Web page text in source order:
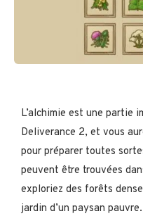
L’alchimie est une partie
Deliverance 2, et vous
pour préparer toutes
peuvent être trouvées
exploriez des forêts
jardin d’un paysan pauvre.